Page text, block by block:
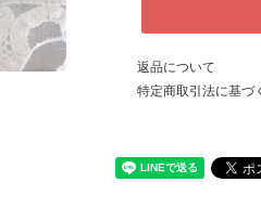
返品について
特定商取引法に基づ